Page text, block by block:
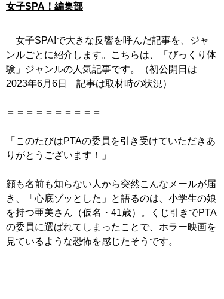
女子SPA！編集部
女子SPA!で大きな反響を呼んだ記事を、ジャ
ンルごとに紹介します。こちらは、「びっくり体
験」ジャンルの人気記事です。（初公開日は
2023年6月6日 記事は取材時の状況）
＝＝＝＝＝＝＝＝＝＝
「このたびはPTAの委員を引き受けていただきあ
りがとうございます！」
顔も名前も知らない人から突然こんなメールが届
き、「心底ゾッとした」と語るのは、小学生の娘
を持つ亜美さん（仮名・41歳）。くじ引きでPTA
の委員に選ばれてしまったことで、ホラー映画を
見ているような恐怖を感じたそうです。